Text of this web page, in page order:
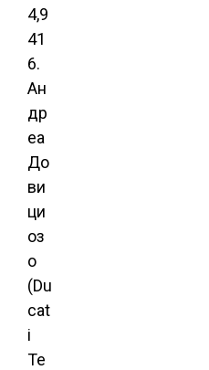
4,9
41
6.
Ан
др
еа
До
ви
ци
оз
о
(Du
cat
i
Te